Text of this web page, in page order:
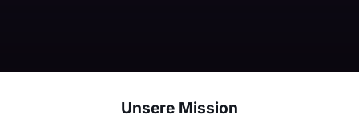
Unsere Mission